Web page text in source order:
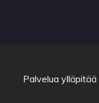
Palvelua ylläpitää